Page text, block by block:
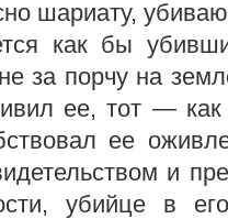
шариату,
как бы
за порчу на
ее, тот —
ее
и
убийце в